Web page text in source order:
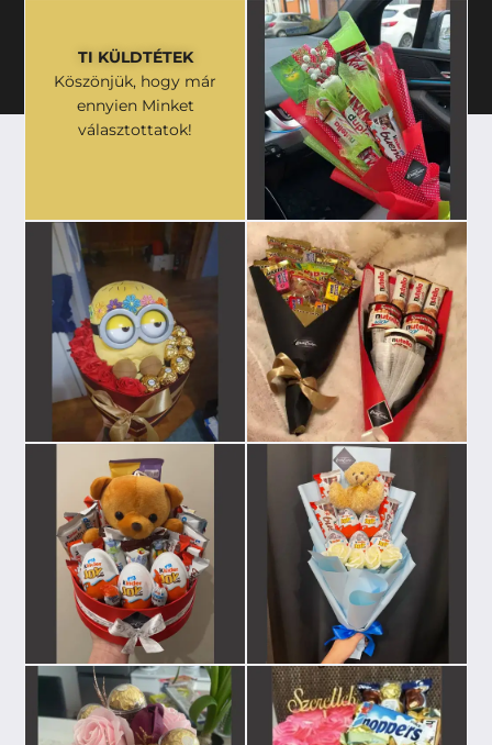
TI KÜLDTÉTEK
Köszönjük, hogy már
ennyien Minket
választottatok!